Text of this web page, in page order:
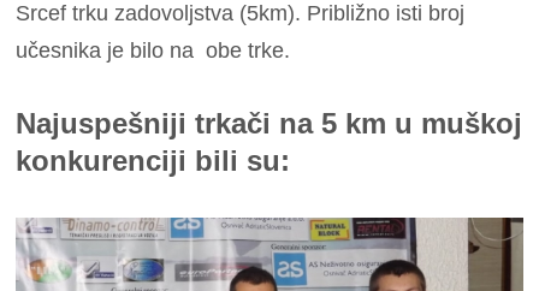
Srcef trku zadovoljstva (5km). Približno isti broj
učesnika je bilo na obe trke.
Najuspešniji trkači na 5 km u muškoj
konkurenciji bili su: